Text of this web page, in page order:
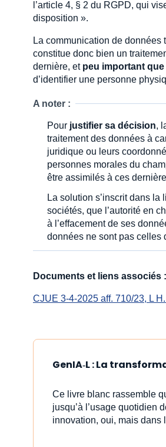
l’article 4, § 2 du RGPD, qui
disposition ».
La communication de données
constitue donc bien un
dernière, et peu important que
d’identifier une personne
A noter :
Pour justifier sa décision,
traitement des données à
juridique ou leurs
personnes morales du
être assimilés à ces
La solution s’inscrit dans
sociétés, que l’autorité en
à l’effacement de ses
données ne sont pas celles
Documents et liens associés :
CJUE 3-4-2025 aff. 710/23, L
GenIA‑L : La
Ce livre blanc rassemble
jusqu’à l’usage quotidien
innovation, oui, mais dans